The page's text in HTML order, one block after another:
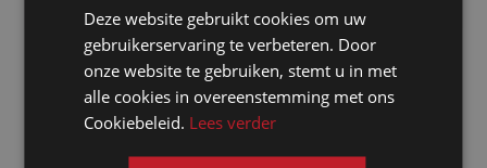
FRENCH
Deze website gebruikt cookies om uw
gebruikerservaring te verbeteren. Door
onze website te gebruiken, stemt u in met
alle cookies in overeenstemming met ons
Cookiebeleid. Lees verder